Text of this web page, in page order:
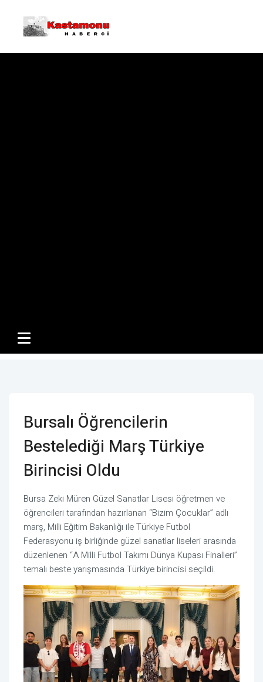
Bursalı Öğrencilerin
Bestelediği Marş Türkiye
Birincisi Oldu
Bursa Zeki Müren Güzel Sanatlar Lisesi öğretmen ve
öğrencileri tarafından hazırlanan “Bizim Çocuklar” adlı
marş, Milli Eğitim Bakanlığı ile Türkiye Futbol
Federasyonu iş birliğinde güzel sanatlar liseleri arasında
düzenlenen “A Milli Futbol Takımı Dünya Kupası Finalleri”
temalı beste yarışmasında Türkiye birincisi seçildi.